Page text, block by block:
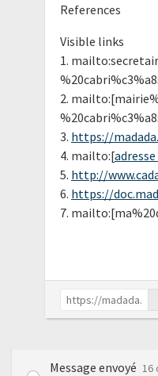
References
Visible links
1.
2.
3. https://
4. mailto:[
5. http://
6. https://
7.
Message envoyé 16